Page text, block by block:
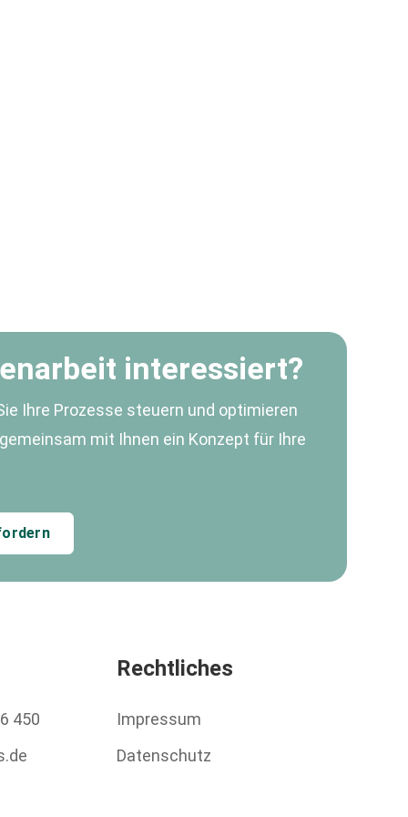
interessiert?
Ihre Prozesse steuern und optimieren
mit Ihnen ein Konzept für Ihre
450
Rechtliches
Impressum
Datenschutz